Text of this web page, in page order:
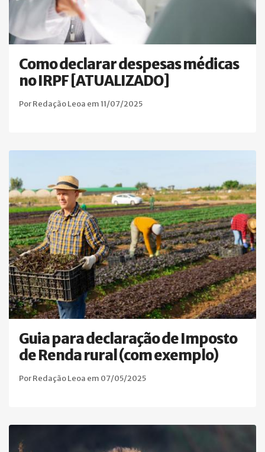
Como declarar despesas médicas
no IRPF [ATUALIZADO]
Por Redação Leoa em 11/07/2025
Guia para declaração de Imposto
de Renda rural (com exemplo)
Por Redação Leoa em 07/05/2025